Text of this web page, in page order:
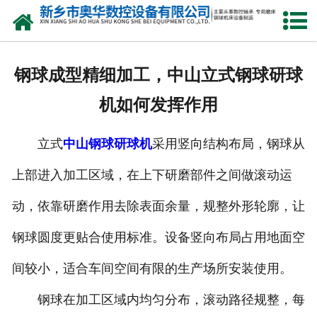
网站首页
公司风采
人才招聘
联系我们
钢球成型精细加工，中山立式钢球研球
机如何发挥作用
立式中山钢球研球机采用竖向结构布局，钢球从
上部进入加工区域，在上下研磨部件之间做滚动运
动，依靠研磨作用去除表面余量，规整外形轮廓，让
钢球圆度更贴合使用标准。设备竖向布局占用地面空
间较小，适合车间空间有限的生产场所安装使用。
钢球在加工区域内均匀分布，滚动路径规整，每